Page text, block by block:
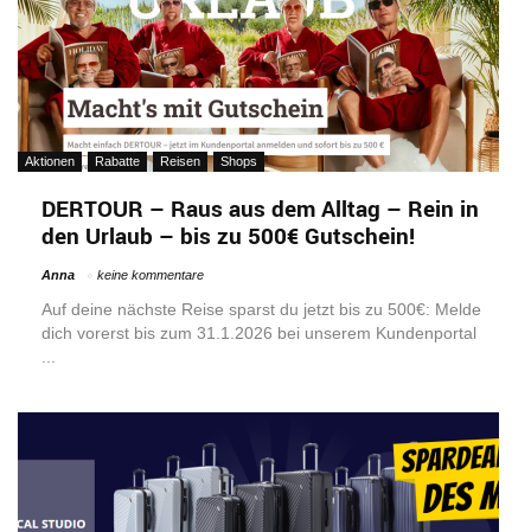
Aktionen Rabatte Reisen Shops
DERTOUR – Raus aus dem Alltag – Rein in
den Urlaub – bis zu 500€ Gutschein!
Anna keine kommentare
Auf deine nächste Reise sparst du jetzt bis zu 500€: Melde
dich vorerst bis zum 31.1.2026 bei unserem Kundenportal